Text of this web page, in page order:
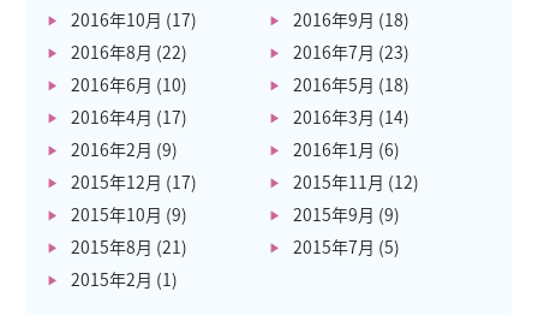
2016年10月 (17) 2016年9月 (18)
2016年8月 (22) 2016年7月 (23)
2016年6月 (10) 2016年5月 (18)
2016年4月 (17) 2016年3月 (14)
2016年2月 (9) 2016年1月 (6)
2015年12月 (17) 2015年11月 (12)
2015年10月 (9) 2015年9月 (9)
2015年8月 (21) 2015年7月 (5)
2015年2月 (1)